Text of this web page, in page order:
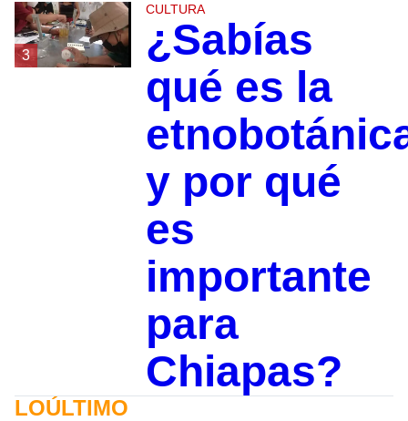
3
CULTURA
¿Sabías
qué es la
y por qué
es
importante
para
Chiapas?
LOÚLTIMO